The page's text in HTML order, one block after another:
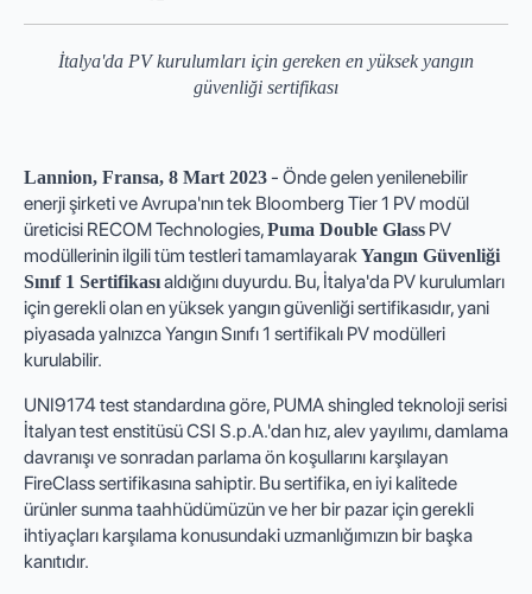
İtalya'da PV kurulumları için gereken en yüksek yangın
güvenliği sertifikası
Lannion, Fransa, 8 Mart 2023- Önde gelen yenilenebilir
enerji şirketi ve Avrupa'nın tek Bloomberg Tier 1 PV modül
üreticisi RECOM Technologies,Puma Double Glass PV
modüllerinin ilgili tüm testleri tamamlayarakYangın Güvenliği
Sınıf 1 Sertifikasıaldığını duyurdu. Bu, İtalya'da PV kurulumları
için gerekli olan en yüksek yangın güvenliği sertifikasıdır, yani
piyasada yalnızca Yangın Sınıfı 1 sertifikalı PV modülleri
kurulabilir.
UNI9174 test standardına göre, PUMA shingled teknoloji serisi
İtalyan test enstitüsü CSI S.p.A.'dan hız, alev yayılımı, damlama
davranışı ve sonradan parlama ön koşullarını karşılayan
FireClass sertifikasına sahiptir. Bu sertifika, en iyi kalitede
ürünler sunma taahhüdümüzün ve her bir pazar için gerekli
ihtiyaçları karşılama konusundaki uzmanlığımızın bir başka
kanıtıdır.